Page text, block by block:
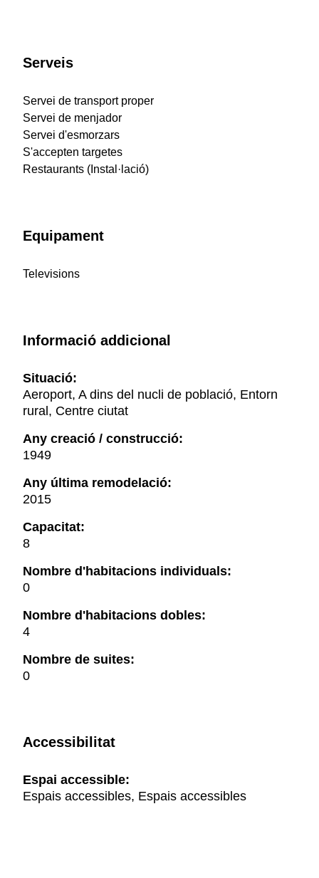
Serveis
Servei de transport proper
Servei de menjador
Servei d'esmorzars
S'accepten targetes
Restaurants (Instal·lació)
Equipament
Televisions
Informació addicional
Situació:
Aeroport, A dins del nucli de població, Entorn
rural, Centre ciutat
Any creació / construcció:
1949
Any última remodelació:
2015
Capacitat:
8
Nombre d'habitacions individuals:
0
Nombre d'habitacions dobles:
4
Nombre de suites:
0
Accessibilitat
Espai accessible:
Espais accessibles, Espais accessibles